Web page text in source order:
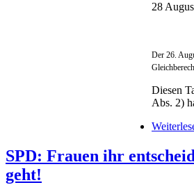
28
Der 26.
Diesen
Abs. 2)
SPD: Frauen ihr
geht!